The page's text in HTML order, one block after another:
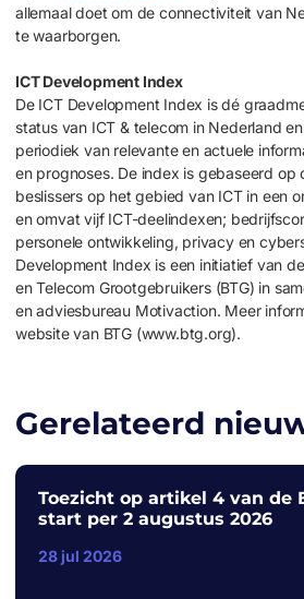
allemaal doet om de connectiviteit van
te waarborgen.
ICT Development Index
De ICT Development Index is dé
status van ICT & telecom in Nederland
periodiek van relevante en actuele
en prognoses. De index is gebaseerd op
beslissers op het gebied van ICT in een
en omvat vijf ICT-deelindexen;
personele ontwikkeling, privacy en
Development Index is een initiatief van
en Telecom Grootgebruikers (BTG) in
en adviesbureau Motivaction. Meer
website van BTG (www.btg.org).
Gerelateerd
Toezicht op artikel 4 van de
start per 2 augustus 2026
28 jul 2026